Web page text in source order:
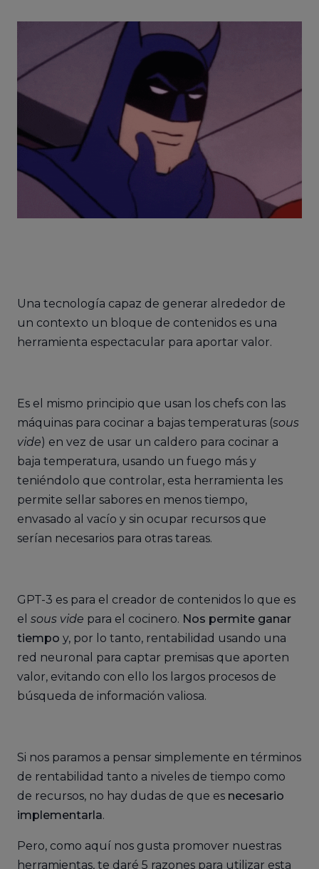
Una tecnología capaz de generar alrededor de
un contexto un bloque de contenidos es una
herramienta espectacular para aportar valor.
Es el mismo principio que usan los chefs con las
máquinas para cocinar a bajas temperaturas (sous
vide) en vez de usar un caldero para cocinar a
baja temperatura, usando un fuego más y
teniéndolo que controlar, esta herramienta les
permite sellar sabores en menos tiempo,
envasado al vacío y sin ocupar recursos que
serían necesarios para otras tareas.
GPT-3 es para el creador de contenidos lo que es
el sous vide para el cocinero. Nos permite ganar
tiempo y, por lo tanto, rentabilidad usando una
red neuronal para captar premisas que aporten
valor, evitando con ello los largos procesos de
búsqueda de información valiosa.
Si nos paramos a pensar simplemente en términos
de rentabilidad tanto a niveles de tiempo como
de recursos, no hay dudas de que es necesario
implementarla.
Pero, como aquí nos gusta promover nuestras
herramientas, te daré 5 razones para utilizar esta